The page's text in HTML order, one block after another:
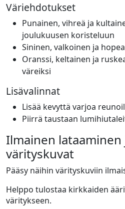
Väriehdotukset
Punainen, vihreä ja
joulukuusen koristeluun
Sininen, valkoinen ja
Oranssi, keltainen ja
väreiksi
Lisävalinnat
Lisää kevyttä varjoa
Piirrä taustaan
Ilmainen
värityskuvat
Pääsy näihin värityskuviin
Helppo tulostaa kirkkaiden
väritykseen.